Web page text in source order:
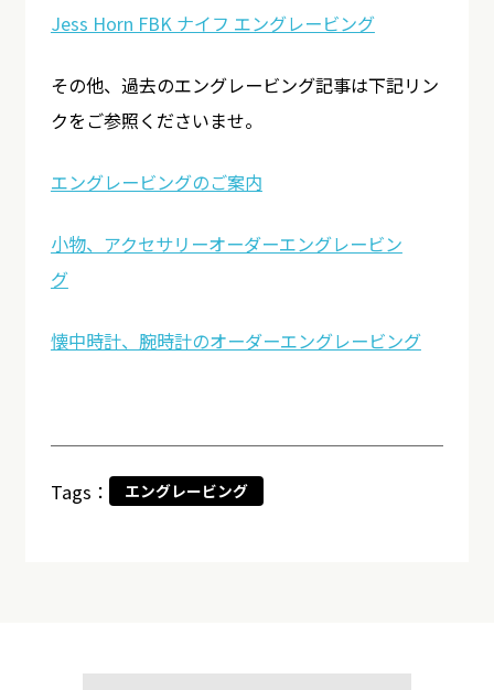
Jess Horn FBK ナイフ エングレービング
その他、過去のエングレービング記事は下記リン
クをご参照くださいませ。
エングレービングのご案内
小物、アクセサリーオーダーエングレービン
グ
懐中時計、腕時計のオーダーエングレービング
Tags： エングレービング